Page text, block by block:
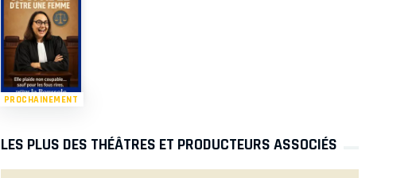
PROCHAINEMENT
LES PLUS DES THÉÂTRES ET PRODUCTEURS ASSOCIÉS